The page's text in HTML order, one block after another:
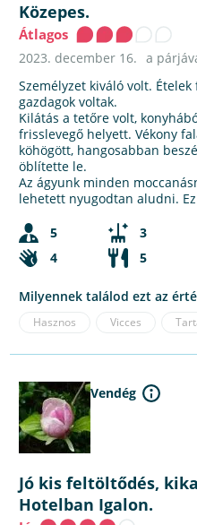
Közepes.
Átlagos
2023. december 16. a
Személyzet kiváló volt.
gazdagok voltak.
Kilátás a tetőre volt,
frisslevegő helyett. Vékony
köhögött, hangosabban
öblítette le.
Az ágyunk minden
lehetett nyugodtan aludni.
5
3
4
5
Milyennek találod ezt az
Hasznos Vicces
Vendég
Jó kis feltöltődés,
Hotelban Igalon.